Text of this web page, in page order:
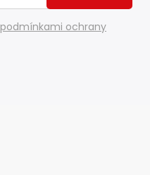
podmínkami ochrany